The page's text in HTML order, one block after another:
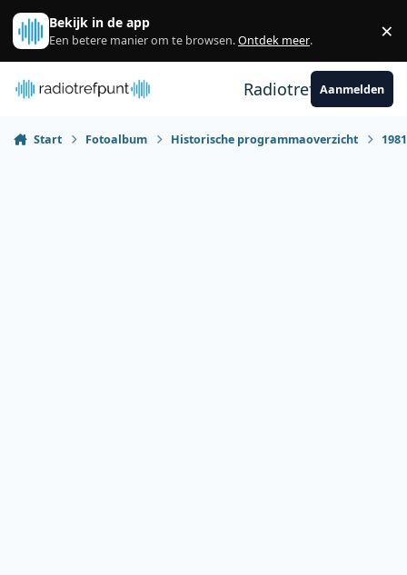
Spring naar bijdragen
Bekijk in de app
Een betere manier om te browsen.Ontdek meer. ×
RadiotrefpuntAanmelden
Start Fotoalbum Historische programmaoverzicht 1981